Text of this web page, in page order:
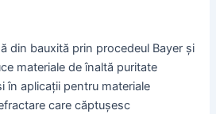
din bauxită prin procedeul Bayer și
materiale de înaltă puritate
în aplicații pentru materiale
care căptușesc